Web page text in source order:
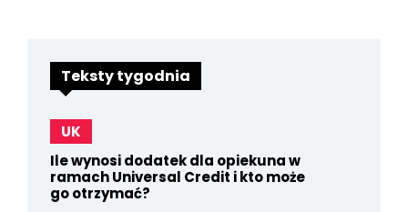
Teksty tygodnia
UK
Ile wynosi dodatek dla opiekuna w
ramach Universal Credit i kto może
go otrzymać?